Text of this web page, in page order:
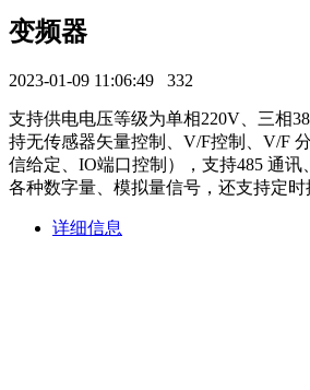
变频器
2023-01-09 11:06:49 332
支持供电电压等级为单相220V、三相
持无传感器矢量控制、V/F控制、V/F
信给定、IO端口控制），支持485 通
各种数字量、模拟量信号，还支持定
详细信息